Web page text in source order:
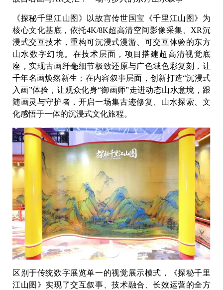
《探秘千里江山图》以故宫传世国宝《千里江山图》为
核心文化基底，依托4K/8K超高清空间影像采集、XR沉
浸式交互技术，重构可沉浸式漫游、可交互体验的东方
山水数字幻境。在技术层面，项目搭建超高清视觉底
座，实现古画纤毫细节极致还原与广色域色彩复刻，让
千年名画焕然新生；在内容叙事层面，创新打造“沉浸式
入画”体验，让观众化身“御画师”走进动态山水意境，跟
随画灵与守护者，开启一场集古迹修复、山水探索、文
化感悟于一体的沉浸式文化旅程。
区别于传统数字展览单一的视觉展示模式，《探秘千里
江山图》实现了交互叙事、技术融合、长效运营的全方